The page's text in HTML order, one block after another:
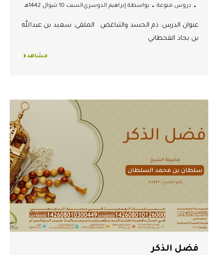
دروس منوعة بواسطة إبراهيم الدوسريالسبت 10 شوال 1442هـ
عنوان الدرس: ذم الحسد والتباغض الملقي: سعيد بن عبدالله
بن بجاد القحطاني
مشاهد
فضل الذكر